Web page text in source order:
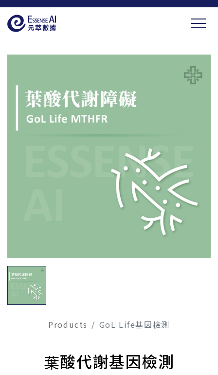
Products GoL Life基因檢測
葉酸代謝基因檢測